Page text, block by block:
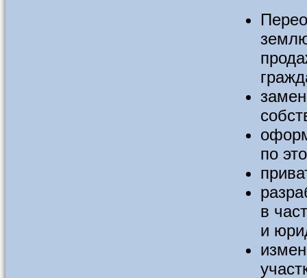
по
в
и